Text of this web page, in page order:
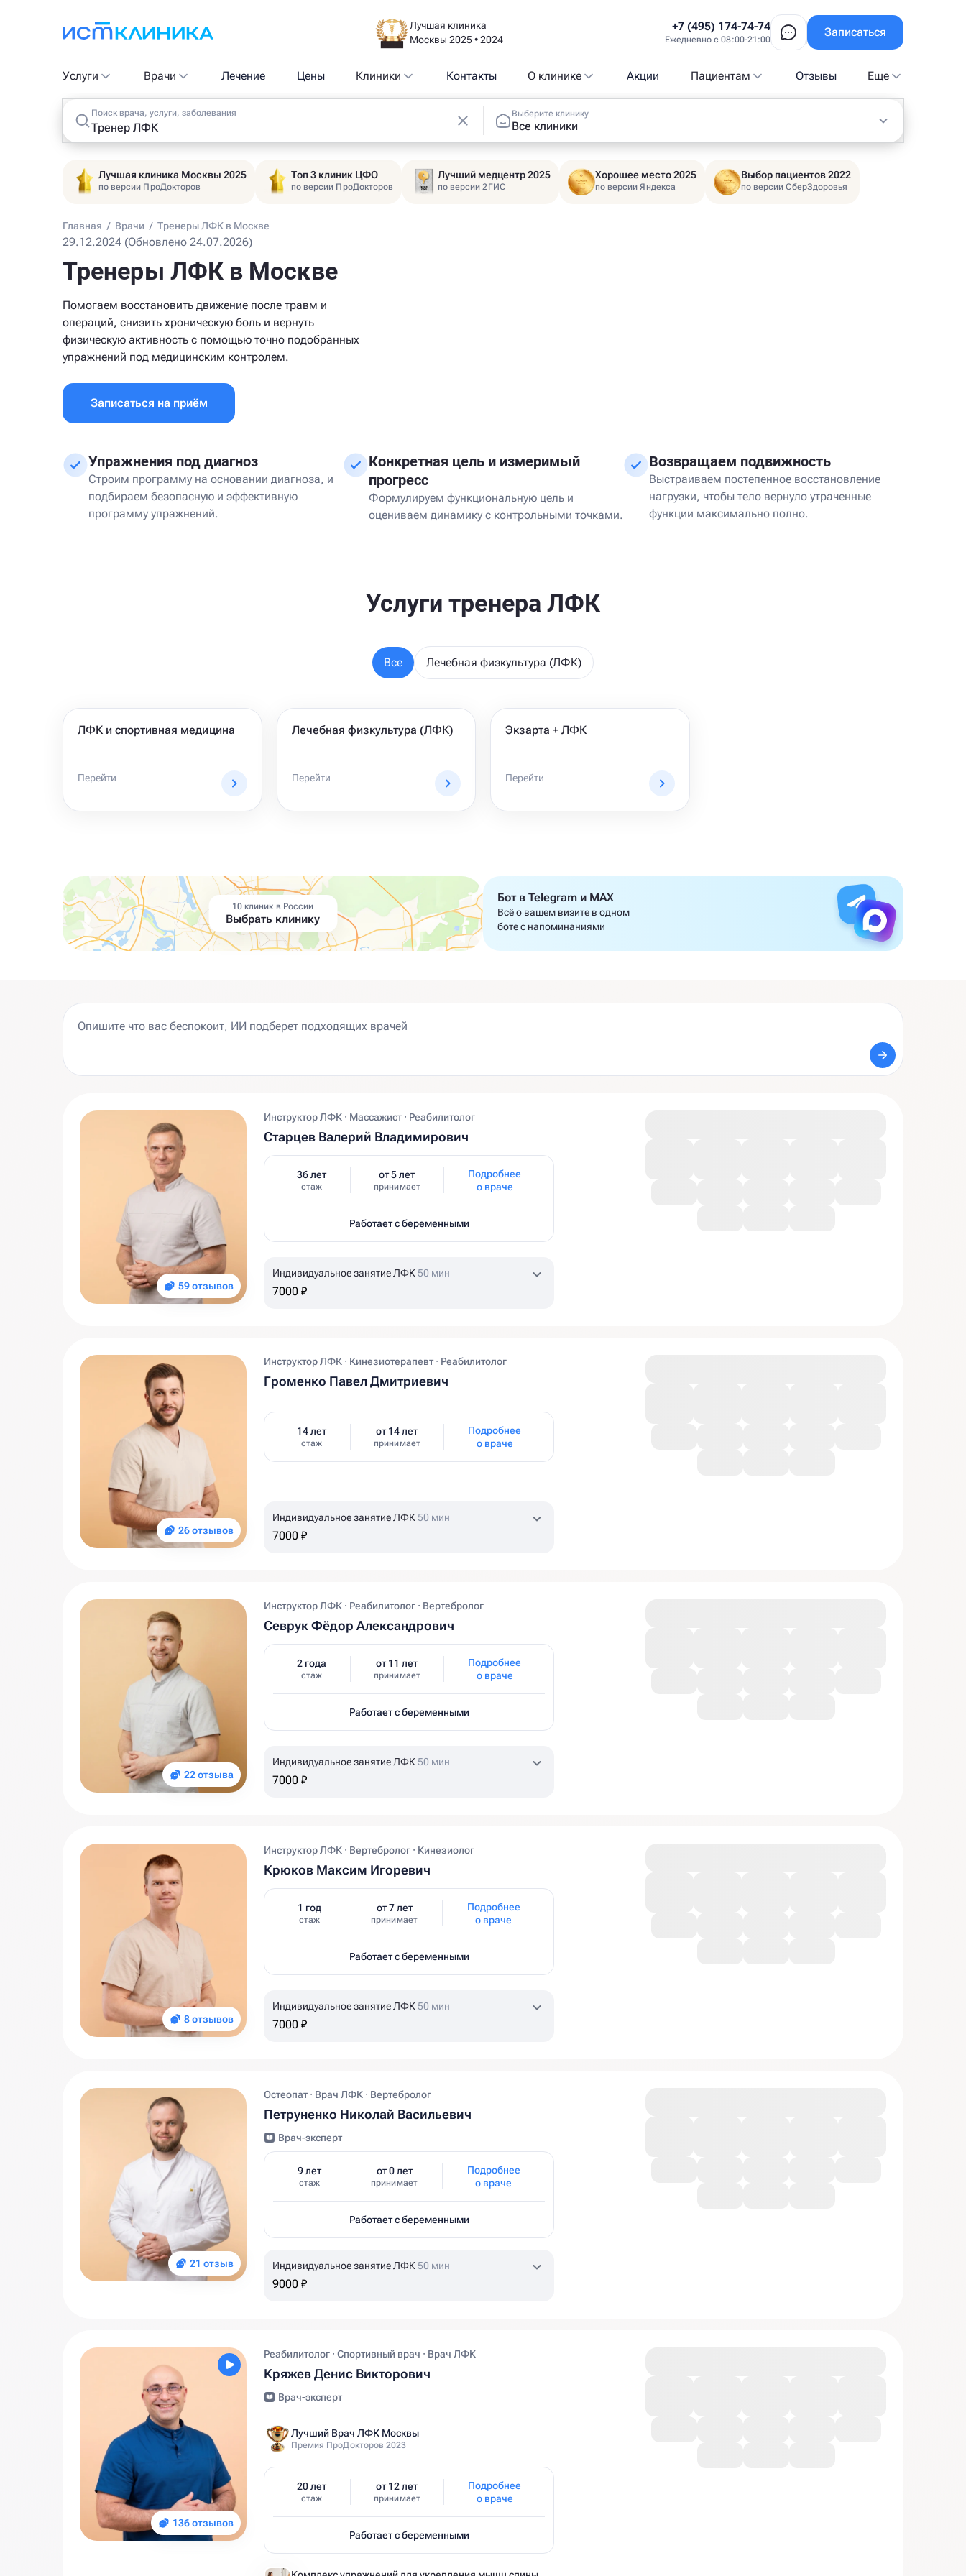
Лучшая клиника
Москвы 2025 • 2024
+7 (495) 174-74-74
Ежедневно с 08:00-21:00
Записаться
Услуги Врачи Лечение Цены Клиники Контакты О клинике Акции Пациентам Отзывы Еще
Поиск врача, услуги, заболевания Выберите клинику
Все клиники
Лучшая клиника Москвы 2025
по версии ПроДокторов
Топ 3 клиник ЦФО
по версии ПроДокторов
Лучший медцентр 2025
по версии 2ГИС
Хорошее место 2025
по версии Яндекса
Выбор пациентов 2022
по версии СберЗдоровья
Главная / Врачи / Тренеры ЛФК в Москве
29.12.2024 (Обновлено 24.07.2026)
Тренеры ЛФК в Москве
Помогаем восстановить движение после травм и
операций, снизить хроническую боль и вернуть
физическую активность с помощью точно подобранных
упражнений под медицинским контролем.
Записаться на приём
Упражнения под диагноз
Строим программу на основании диагноза, и
подбираем безопасную и эффективную
программу упражнений.
Конкретная цель и измеримый
прогресс
Формулируем функциональную цель и
оцениваем динамику с контрольными точками.
Возвращаем подвижность
Выстраиваем постепенное восстановление
нагрузки, чтобы тело вернуло утраченные
функции максимально полно.
Услуги тренера ЛФК
Все Лечебная физкультура (ЛФК)
ЛФК и спортивная медицина
Перейти
Лечебная физкультура (ЛФК)
Перейти
Экзарта + ЛФК
Перейти
10 клиник в России
Выбрать клинику
Бот в Telegram и MAX
Всё о вашем визите в одном
боте с напоминаниями
59 отзывов
Инструктор ЛФК · Массажист · Реабилитолог
Старцев Валерий Владимирович
36 лет
стаж
от 5 лет
принимает
Подробнее
о враче
Работает с беременными
Индивидуальное занятие ЛФК 50 мин
7000 ₽
26 отзывов
Инструктор ЛФК · Кинезиотерапевт · Реабилитолог
Громенко Павел Дмитриевич
14 лет
стаж
от 14 лет
принимает
Подробнее
о враче
Индивидуальное занятие ЛФК 50 мин
7000 ₽
22 отзыва
Инструктор ЛФК · Реабилитолог · Вертебролог
Севрук Фёдор Александрович
2 года
стаж
от 11 лет
принимает
Подробнее
о враче
Работает с беременными
Индивидуальное занятие ЛФК 50 мин
7000 ₽
8 отзывов
Инструктор ЛФК · Вертебролог · Кинезиолог
Крюков Максим Игоревич
1 год
стаж
от 7 лет
принимает
Подробнее
о враче
Работает с беременными
Индивидуальное занятие ЛФК 50 мин
7000 ₽
21 отзыв
Остеопат · Врач ЛФК · Вертебролог
Петруненко Николай Васильевич
Врач-эксперт
9 лет
стаж
от 0 лет
принимает
Подробнее
о враче
Работает с беременными
Индивидуальное занятие ЛФК 50 мин
9000 ₽
136 отзывов
Реабилитолог · Спортивный врач · Врач ЛФК
Кряжев Денис Викторович
Врач-эксперт
Лучший Врач ЛФК Москвы
Премия ПроДокторов 2023
20 лет
стаж
от 12 лет
принимает
Подробнее
о враче
Работает с беременными